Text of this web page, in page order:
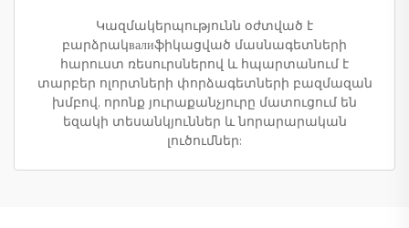
Կազմակերպությունն օժտված է
բարձրակвалиֆիկացված մասնագետների
հարուստ ռեսուրսներով և հպարտանում է
տարբեր ոլորտների փորձագետների բազմազան
խմբով, որոնք յուրաքանչյուրը մատուցում են
եզակի տեսանկյուններ և նորարարական
լուծումներ: